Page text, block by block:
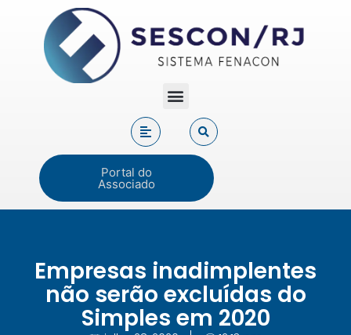
Portal do
Associado
Empresas inadimplentes
não serão excluídas do
Simples em 2020